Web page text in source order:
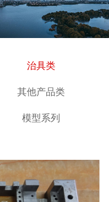
治具类
其他产品类
模型系列